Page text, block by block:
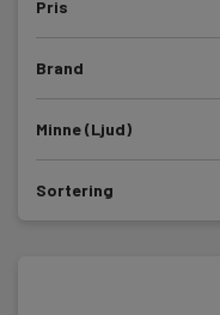
Pris
Brand
Minne (Ljud)
Sortering